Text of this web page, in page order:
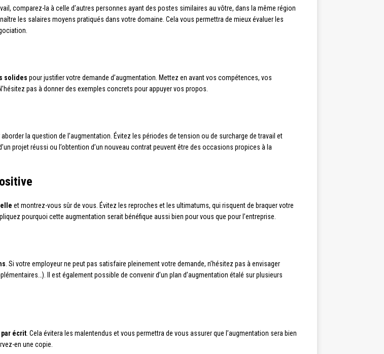
comparez-la à celle d’autres personnes ayant des postes similaires au vôtre, dans la même région
les salaires moyens pratiqués dans votre domaine. Cela vous permettra de mieux évaluer les
solides pour justifier votre demande d’augmentation. Mettez en avant vos compétences, vos
pas à donner des exemples concrets pour appuyer vos propos.
la question de l’augmentation. Évitez les périodes de tension ou de surcharge de travail et
projet réussi ou l’obtention d’un nouveau contrat peuvent être des occasions propices à la
et montrez-vous sûr de vous. Évitez les reproches et les ultimatums, qui risquent de braquer votre
pourquoi cette augmentation serait bénéfique aussi bien pour vous que pour l’entreprise.
. Si votre employeur ne peut pas satisfaire pleinement votre demande, n’hésitez pas à envisager
Il est également possible de convenir d’un plan d’augmentation étalé sur plusieurs
écrit . Cela évitera les malentendus et vous permettra de vous assurer que l’augmentation sera bien
en une copie.